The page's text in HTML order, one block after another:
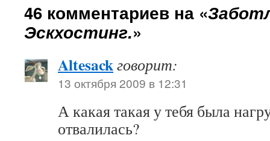
46 комментариев на «
Эскхостинг.»
Altesackговорит:
13 октября 2009 в 12:31
А какая такая у тебя была
отвалилась?